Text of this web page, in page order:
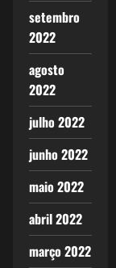
setembro
2022
agosto
2022
julho 2022
junho 2022
maio 2022
abril 2022
março 2022